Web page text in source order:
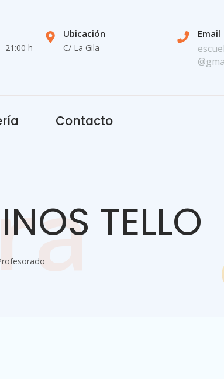
21:00 h
Ubicación
C/ La Gila
Email
Contacto
TELLO